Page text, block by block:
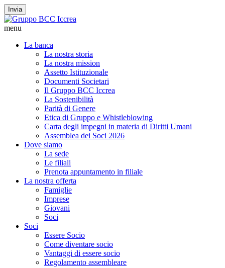
Invia
menu
La banca
La nostra storia
La nostra mission
Assetto Istituzionale
Documenti Societari
Il Gruppo BCC Iccrea
La Sostenibilità
Parità di Genere
Etica di Gruppo e Whistleblowing
Carta degli impegni in materia di Diritti Umani
Assemblea dei Soci 2026
Dove siamo
La sede
Le filiali
Prenota appuntamento in filiale
La nostra offerta
Famiglie
Imprese
Giovani
Soci
Soci
Essere Socio
Come diventare socio
Vantaggi di essere socio
Regolamento assembleare